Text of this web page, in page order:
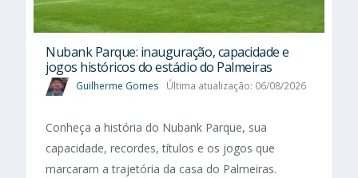
Nubank Parque: inauguração, capacidade e
jogos históricos do estádio do Palmeiras
Guilherme Gomes Última atualização: 06/08/2026
Conheça a história do Nubank Parque, sua
capacidade, recordes, títulos e os jogos que
marcaram a trajetória da casa do Palmeiras.